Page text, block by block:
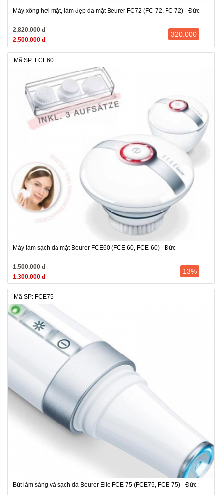
Máy xông hơi mặt, làm đẹp da mặt Beurer FC72 (FC-72, FC 72) - Đức
2.820.000 đ
2.500.000 đ
320.000
Mã SP: FCE60
Máy làm sạch da mặt Beurer FCE60 (FCE 60, FCE-60) - Đức
1.500.000 đ
1.300.000 đ
13%
Mã SP: FCE75
Bút làm sáng và sạch da Beurer Elle FCE 75 (FCE75, FCE-75) - Đức